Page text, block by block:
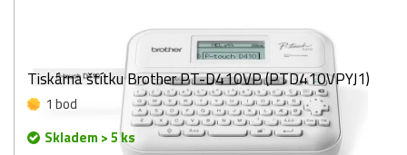
Tiskárna štítku Brother PT-D410VP (PTD410VPYJ1)
1 bod
Skladem > 5 ks